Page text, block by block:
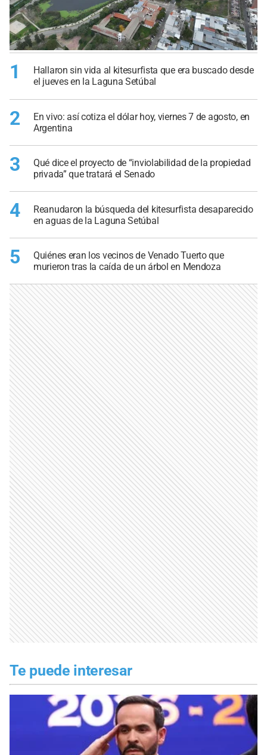
1
Hallaron sin vida al kitesurfista que era buscado desde
el jueves en la Laguna Setúbal
2
En vivo: así cotiza el dólar hoy, viernes 7 de agosto, en
Argentina
3
Qué dice el proyecto de “inviolabilidad de la propiedad
privada” que tratará el Senado
4
Reanudaron la búsqueda del kitesurfista desaparecido
en aguas de la Laguna Setúbal
5
Quiénes eran los vecinos de Venado Tuerto que
murieron tras la caída de un árbol en Mendoza
Te puede interesar